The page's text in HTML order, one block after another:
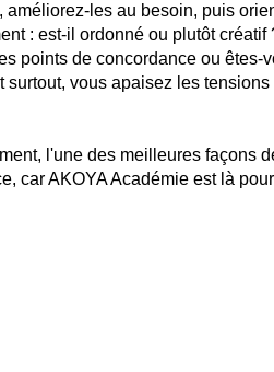
les au besoin, puis
: est-il ordonné ou plutôt
points de concordance ou êtes-
vous apaisez les
l'une des meilleures façons
car AKOYA Académie est là